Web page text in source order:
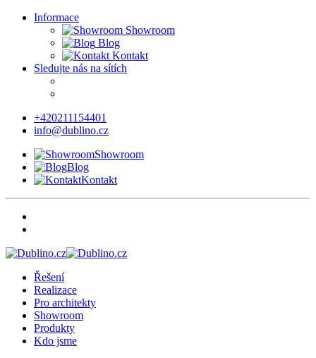
Informace
Showroom
Blog
Kontakt
Sledujte nás na sítích
+420211154401
info@dublino.cz
Showroom
Blog
Kontakt
Řešení
Realizace
Pro architekty
Showroom
Produkty
Kdo jsme